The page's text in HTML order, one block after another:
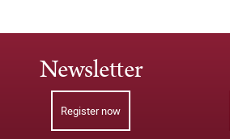
Newsletter
Register now